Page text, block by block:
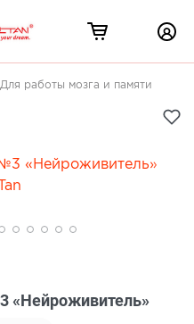
Для работы мозга и памяти
«Нейроживитель»